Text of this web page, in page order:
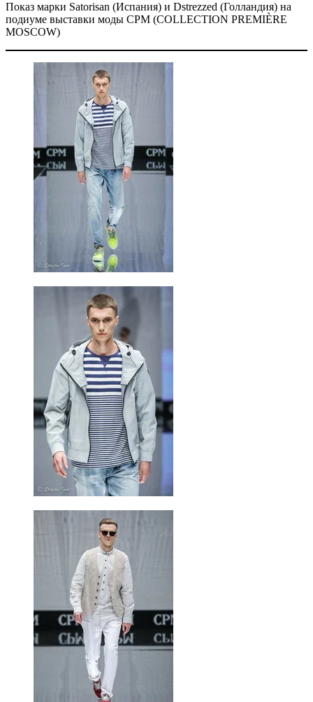
Показ марки Sаtorisan (Испания) и Dstrezzed (Голландия) на
подиуме выставки моды CPM (COLLECTION PREMIÈRE
MOSCOW)